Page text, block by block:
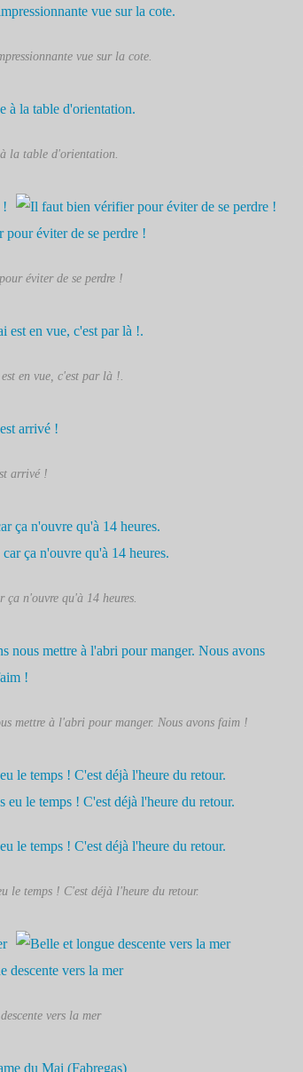
vue sur la cote.
la table d'orientation.
éviter de se perdre !
en vue, c'est par là !.
arrivé !
ça n'ouvre qu'à 14 heures.
mettre à l'abri pour manger. Nous avons faim !
le temps ! C'est déjà l'heure du retour.
vers la mer